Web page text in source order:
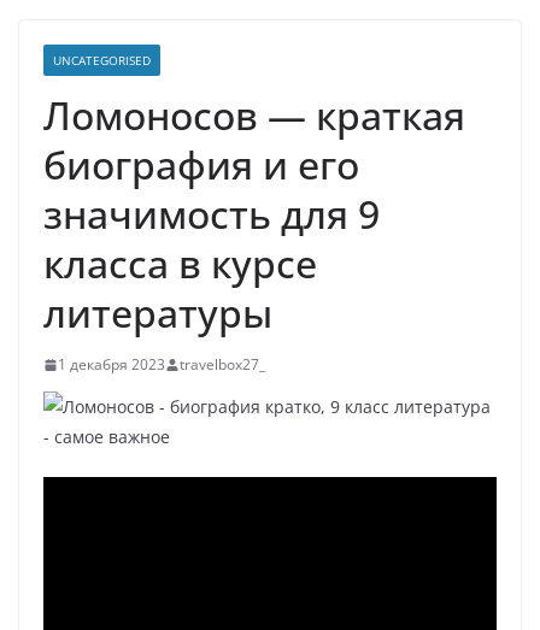
UNCATEGORISED
Ломоносов — краткая
биография и его
значимость для 9
класса в курсе
литературы
1 декабря 2023 travelbox27_